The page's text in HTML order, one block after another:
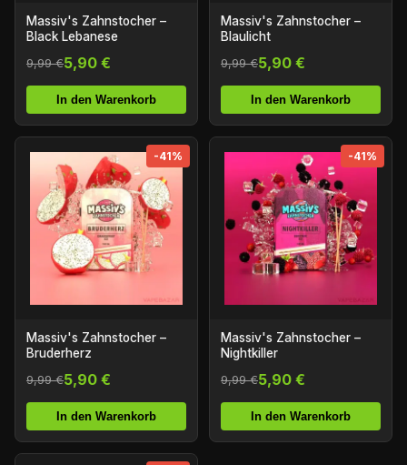
Massiv's Zahnstocher –
Black Lebanese
9,99 €5,90 €
In den Warenkorb
Massiv's Zahnstocher –
Blaulicht
9,99 €5,90 €
In den Warenkorb
-41%
Massiv's Zahnstocher –
Bruderherz
9,99 €5,90 €
In den Warenkorb
-41%
Massiv's Zahnstocher –
Nightkiller
9,99 €5,90 €
In den Warenkorb